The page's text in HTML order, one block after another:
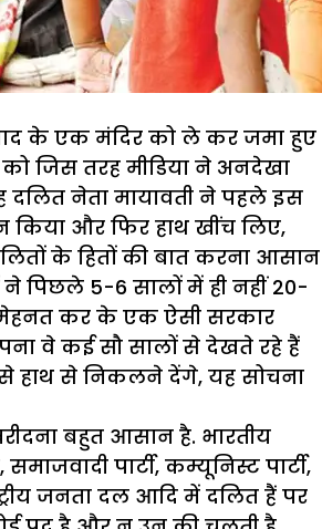
के एक मंदिर को ले कर जमा हुए
जिस तरह मीडिया ने अनदेखा
दलित नेता मायावती ने पहले इस
और फिर हाथ खींच लिए,
के हितों की बात करना आसान
ने पिछले 5-6 सालों में ही नहीं 20-
कर के एक ऐसी सरकार
वे कई सौ सालों से देखते रहे हैं
हाथ से निकलने देंगे, यह सोचना
बहुत आसान है. भारतीय
पार्टी, कम्यूनिस्ट पार्टी,
जनता दल आदि में दलित हैं पर